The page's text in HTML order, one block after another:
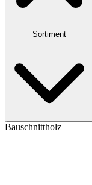
Sortiment
Bauschnittholz